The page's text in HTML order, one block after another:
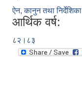
ऐन, कानुन तथा निर्देशिका
आर्थिक वर्ष:
८२।८३